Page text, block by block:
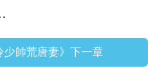
帥荒唐妻》下一章